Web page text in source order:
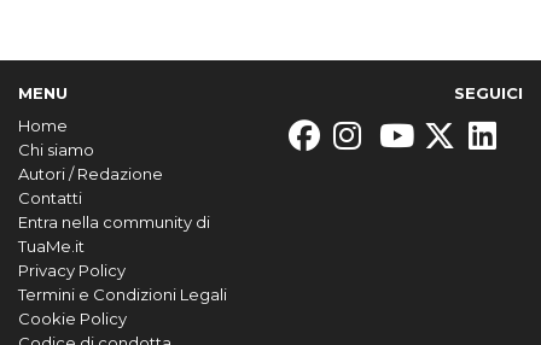
MENU
Home
Chi siamo
Autori / Redazione
Contatti
Entra nella community di
TuaMe.it
Privacy Policy
Termini e Condizioni Legali
Cookie Policy
SEGUICI